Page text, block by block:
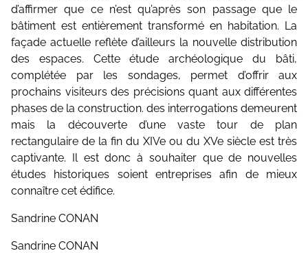
d’affirmer que ce n’est qu’après son passage que le
bâtiment est entièrement transformé en habitation. La
façade actuelle reflète d’ailleurs la nouvelle distribution
des espaces. Cette étude archéologique du bâti,
complétée par les sondages, permet d’offrir aux
prochains visiteurs des précisions quant aux différentes
phases de la construction. des interrogations demeurent
mais la découverte d’une vaste tour de plan
rectangulaire de la fin du XIVe ou du XVe siècle est très
captivante. Il est donc à souhaiter que de nouvelles
études historiques soient entreprises afin de mieux
connaître cet édifice.
Sandrine CONAN
Sandrine CONAN